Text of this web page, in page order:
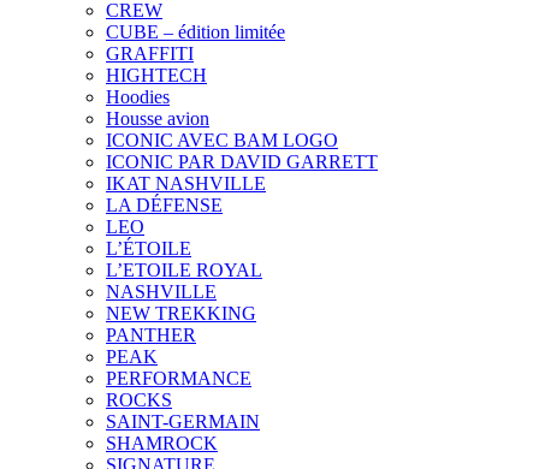
CREW
CUBE – édition limitée
GRAFFITI
HIGHTECH
Hoodies
Housse avion
ICONIC AVEC BAM LOGO
ICONIC PAR DAVID GARRETT
IKAT NASHVILLE
LA DÉFENSE
LEO
L’ÉTOILE
L’ETOILE ROYAL
NASHVILLE
NEW TREKKING
PANTHER
PEAK
PERFORMANCE
ROCKS
SAINT-GERMAIN
SHAMROCK
SIGNATURE